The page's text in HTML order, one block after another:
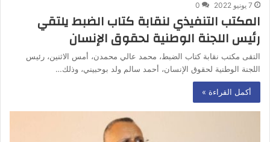
7 يونيو 2022 0
المكتب التنفيذي لنقابة كتاب الضبط يلتقي
رئيس اللجنة الوطنية لحقوق الإنسان
التقى مكتب نقابة كتاب الضبط، محمد عالي محمدن، أمس الاثنين، رئيس
اللجنة الوطنية لحقوق الإنسان، أحمد سالم ولد بوحبيني، وذلك…
أكمل القراءة »